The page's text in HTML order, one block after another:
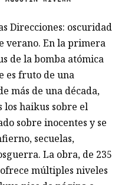
Direcciones: oscuridad
verano. En la primera
de la bomba atómica
es fruto de una
más de una década,
los haikus sobre el
sobre inocentes y se
secuelas,
La obra, de 235
múltiples niveles